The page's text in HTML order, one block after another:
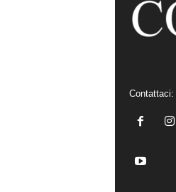
Contattaci: